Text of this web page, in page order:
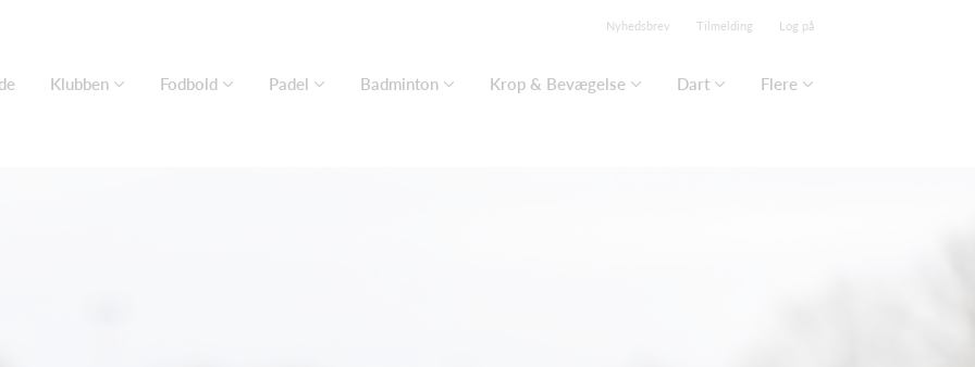
Nyhedsbrev Tilmelding Log på
Klubben Fodbold Padel Badminton Krop & Bevægelse Dart Flere